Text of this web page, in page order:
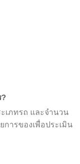
?
เภทรถ และจำนวน
การของเพื่อประเมิน